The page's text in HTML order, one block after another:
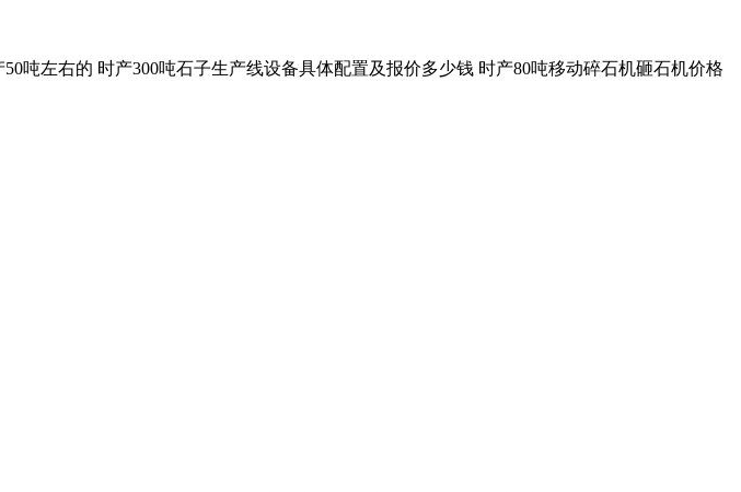
吨左右的 时产300吨石子生产线设备具体配置及报价多少钱 时产80吨移动碎石机砸石机价格